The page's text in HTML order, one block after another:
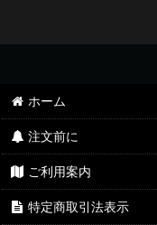
ホーム
注文前に
ご利用案内
特定商取引法表示